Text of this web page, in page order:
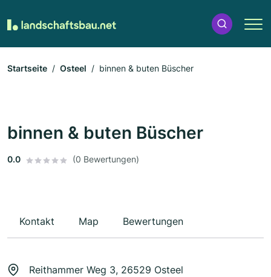
Startseite Osteel binnen & buten Büscher
binnen & buten Büscher
0.0 (0 Bewertungen)
Kontakt Map Bewertungen
Reithammer Weg 3, 26529 Osteel